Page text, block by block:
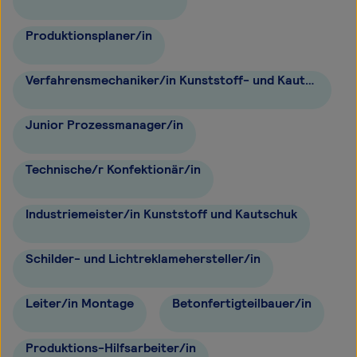
Produktionsplaner/in
Verfahrensmechaniker/in Kunststoff- und Kautschuktechnik
Junior Prozessmanager/in
Technische/r Konfektionär/in
Industriemeister/in Kunststoff und Kautschuk
Schilder- und Lichtreklamehersteller/in
Leiter/in Montage Betonfertigteilbauer/in
Produktions-Hilfsarbeiter/in